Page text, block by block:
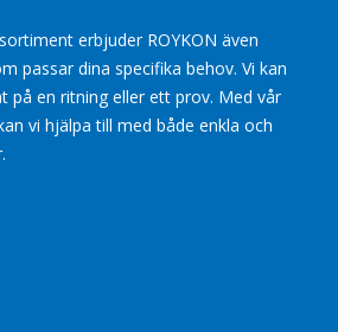
erbjuder ROYKON även
passar dina specifika behov. Vi kan
på en ritning eller ett prov. Med vår
vi hjälpa till med både enkla och